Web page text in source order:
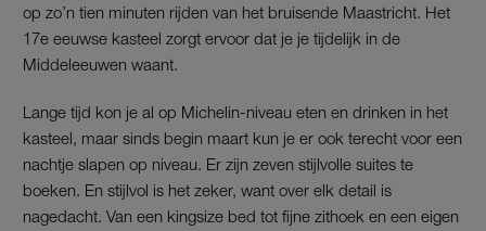
op zo’n tien minuten rijden van het bruisende Maastricht. Het
17e eeuwse kasteel zorgt ervoor dat je je tijdelijk in de
Middeleeuwen waant.
Lange tijd kon je al op Michelin-niveau eten en drinken in het
kasteel, maar sinds begin maart kun je er ook terecht voor een
nachtje slapen op niveau. Er zijn zeven stijlvolle suites te
boeken. En stijlvol is het zeker, want over elk detail is
nagedacht. Van een kingsize bed tot fijne zithoek en een eigen